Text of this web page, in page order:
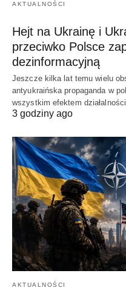
AKTUALNOŚCI
Hejt na Ukrainę i
przeciwko Polsce
dezinformacyjną
Jeszcze kilka lat temu wielu
antyukraińska propaganda w
wszystkim efektem
3 godziny ago
AKTUALNOŚCI